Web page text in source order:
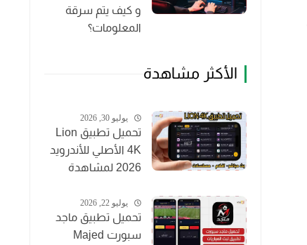
و كيف يتم سرقة
المعلومات؟
الأكثر مشاهدة
يوليو 30, 2026
تحميل تطبيق Lion
4K الأصلي للأندرويد
2026 لمشاهدة
مجاناًيوليو 22, 2026
تحميل تطبيق ماجد
سبورت Majed